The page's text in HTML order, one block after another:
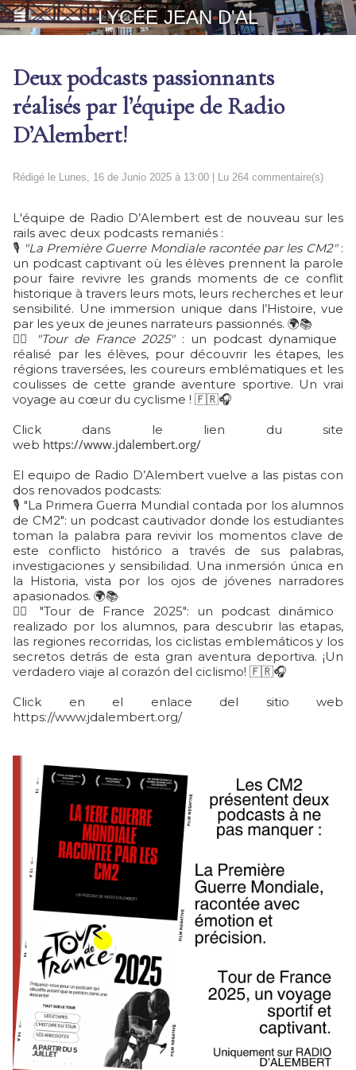
LYCÉE JEAN D'AL
Deux podcasts passionnants
réalisés par l’équipe de Radio
D’Alembert!
Rédigé le Lunes, 16 de Junio 2025 à 13:00 | Lu 264 commentaire(s)
L'équipe de Radio D’Alembert est de nouveau sur les
rails avec deux podcasts remaniés :
🎙️ "La Première Guerre Mondiale racontée par les CM2":
un podcast captivant où les élèves prennent la parole
pour faire revivre les grands moments de ce conflit
historique à travers leurs mots, leurs recherches et leur
sensibilité. Une immersion unique dans l’Histoire, vue
par les yeux de jeunes narrateurs passionnés. 🌍📚
🚴‍♂️
"Tour de France 2025": un podcast dynamique
réalisé par les élèves, pour découvrir les étapes, les
régions traversées, les coureurs emblématiques et les
coulisses de cette grande aventure sportive. Un vrai
voyage au cœur du cyclisme ! 🇫🇷🎧
Click dans le lien du site
web https://www.jdalembert.org/
El equipo de Radio D’Alembert vuelve a las pistas con
dos renovados podcasts:
🎙️ "La Primera Guerra Mundial contada por los alumnos
de CM2": un podcast cautivador donde los estudiantes
toman la palabra para revivir los momentos clave de
este conflicto histórico a través de sus palabras,
investigaciones y sensibilidad. Una inmersión única en
la Historia, vista por los ojos de jóvenes narradores
apasionados. 🌍📚
🚴‍♂️ "Tour de France 2025": un podcast dinámico
realizado por los alumnos, para descubrir las etapas,
las regiones recorridas, los ciclistas emblemáticos y los
secretos detrás de esta gran aventura deportiva. ¡Un
verdadero viaje al corazón del ciclismo! 🇫🇷🎧
Click en el enlace del sitio web
https://www.jdalembert.org/